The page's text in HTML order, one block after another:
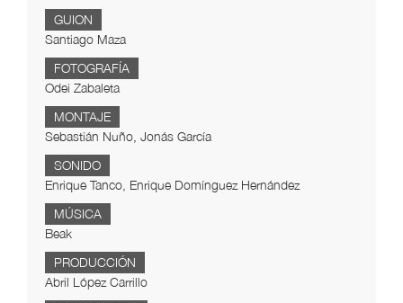
GUION
Santiago Maza
FOTOGRAFÍA
Odei Zabaleta
MONTAJE
Sebastián Nuño, Jonás García
SONIDO
Enrique Tanco, Enrique Domínguez Hernández
MÚSICA
Beak
PRODUCCIÓN
Abril López Carrillo